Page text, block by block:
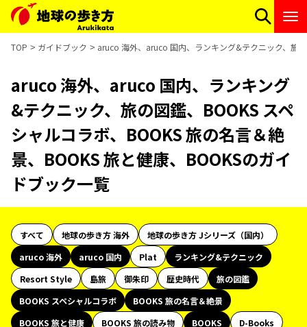
TOP ガイドブック aruco 海外、aruco 国内、ランキング&テクニック、旅
aruco 海外、aruco 国内、ランキング
&テクニック、旅の図鑑、BOOKS スペ
シャルコラボ、BOOKS 旅の名言＆絶
景、BOOKS 旅と健康、BOOKSのガイ
ドブック一覧
すべて 地球の歩き方 海外
地球の歩き方 Jシリーズ（国内）
aruco 海外
aruco 国内 Plat
ランキング&テクニック
Resort Style
島旅 御朱印 歴史時代
旅の図鑑
BOOKS スペシャルコラボ
BOOKS 旅の名言＆絶景
BOOKS 旅と健康
BOOKS 旅の読み物 BOOKS
D-Books